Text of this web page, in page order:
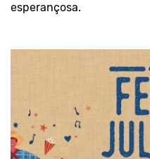
esperançosa.